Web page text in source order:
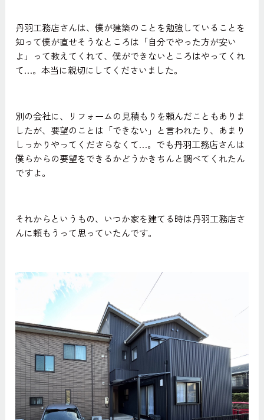
丹羽工務店さんは、僕が建築のことを勉強していることを
知って僕が直せそうなところは「自分でやった方が安い
よ」って教えてくれて、僕ができないところはやってくれ
て…。本当に親切にしてくださいました。
別の会社に、リフォームの見積もりを頼んだこともありま
したが、要望のことは「できない」と言われたり、あまり
しっかりやってくださらなくて…。でも丹羽工務店さんは
僕らからの要望をできるかどうかきちんと調べてくれたん
ですよ。
それからというもの、いつか家を建てる時は丹羽工務店さ
んに頼もうって思っていたんです。